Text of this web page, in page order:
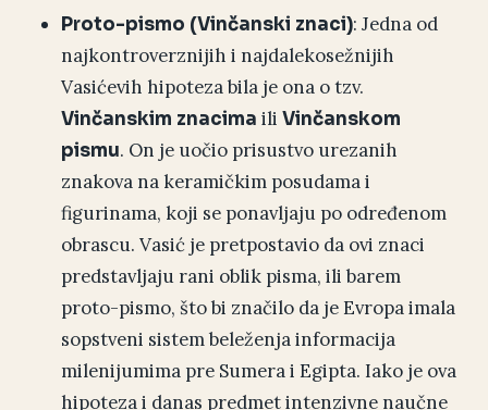
Proto-pismo (Vinčanski znaci): Jedna od
najkontroverznijih i najdalekosežnijih
Vasićevih hipoteza bila je ona o tzv.
Vinčanskim znacima ili Vinčanskom
pismu. On je uočio prisustvo urezanih
znakova na keramičkim posudama i
figurinama, koji se ponavljaju po određenom
obrascu. Vasić je pretpostavio da ovi znaci
predstavljaju rani oblik pisma, ili barem
proto-pismo, što bi značilo da je Evropa imala
sopstveni sistem beleženja informacija
milenijumima pre Sumera i Egipta. Iako je ova
hipoteza i danas predmet intenzivne naučne